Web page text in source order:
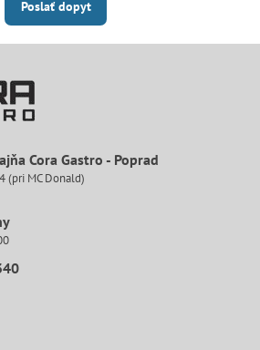
Poslať dopyt
Cora Gastro - Poprad
(pri MC Donald)